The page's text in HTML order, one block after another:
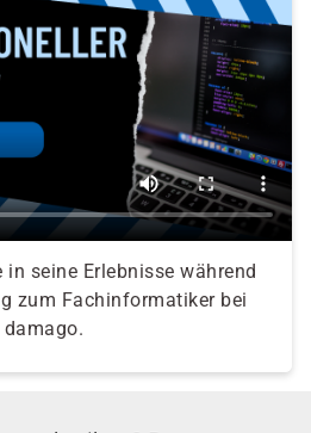
seine Erlebnisse während
zum Fachinformatiker bei
damago.